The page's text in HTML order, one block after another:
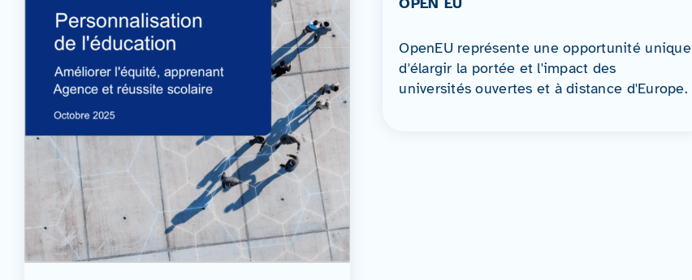
OpenEU représente une opportunité unique
d'élargir la portée et l'impact des
universités ouvertes et à distance d'Europe.